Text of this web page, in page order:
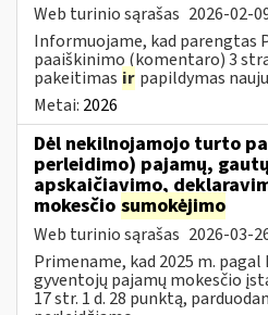
Web turinio sąrašas 2026-02-
Informuojame, kad parengtas
paaiškinimo (komentaro) 3
pakeitimas ir papildymas
Metai: 2026
Dėl nekilnojamojo turto
perleidimo) pajamų,
apskaičiavimo,
mokesčio sumokėjimo
Web turinio sąrašas 2026-03-
Primename, kad 2025 m.
gyventojų pajamų mokesčio
17 str. 1 d. 28 punktą,